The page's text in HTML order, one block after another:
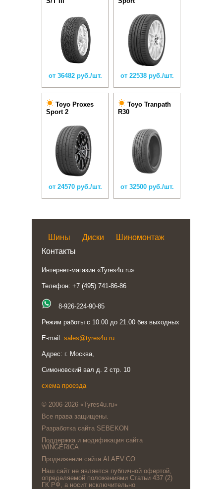
от 36482 руб./шт. от 22538 руб./шт.
Toyo Proxes
Sport 2
от 24570 руб./шт.
Toyo Tranpath
R30
от 32500 руб./шт.
Шины Диски
Шиномонтаж
Контакты
Интернет-магазин «Tyres4u.ru»
Телефон: +7 (495) 741-86-86
8-926-224-90-85
Режим работы с 10.00 до 21.00 без выходных
E-mail: sales@tyres4u.ru
Адрес: г. Москва,
Симоновский вал д. 2 стр. 10
схема проезда
© 2006-2026 «Tyres4u.ru»
Все права защищены.
Разработка сайта SEBEKON
Поддержка и модификация сайта
WINGERICA
Продвижение сайта ALAEV.CO
Наш сайт не является публичной офертой,
определяемой положениями Статьи 437 (2)
ГК РФ, а носит исключительно